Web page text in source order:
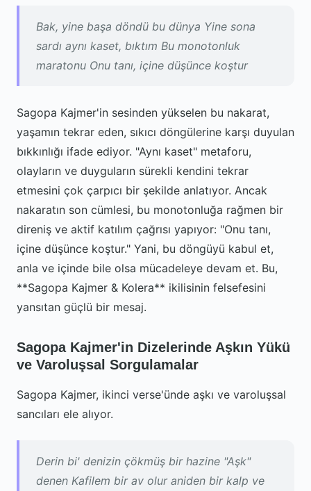
Bak, yine başa döndü bu dünya Yine sona
sardı aynı kaset, bıktım Bu monotonluk
maratonu Onu tanı, içine düşünce koştur
Sagopa Kajmer'in sesinden yükselen bu nakarat,
yaşamın tekrar eden, sıkıcı döngülerine karşı duyulan
bıkkınlığı ifade ediyor. "Aynı kaset" metaforu,
olayların ve duyguların sürekli kendini tekrar
etmesini çok çarpıcı bir şekilde anlatıyor. Ancak
nakaratın son cümlesi, bu monotonluğa rağmen bir
direniş ve aktif katılım çağrısı yapıyor: "Onu tanı,
içine düşünce koştur." Yani, bu döngüyü kabul et,
anla ve içinde bile olsa mücadeleye devam et. Bu,
**Sagopa Kajmer & Kolera** ikilisinin felsefesini
yansıtan güçlü bir mesaj.
Sagopa Kajmer'in Dizelerinde Aşkın Yükü
ve Varoluşsal Sorgulamalar
Sagopa Kajmer, ikinci verse'ünde aşkı ve varoluşsal
sancıları ele alıyor.
Derin bi' denizin çökmüş bir hazine "Aşk"
denen Kafilem bir av olur aniden bir kalp ve